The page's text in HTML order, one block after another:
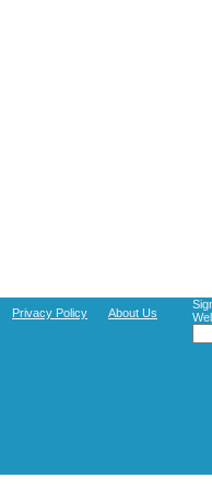
Privacy Policy About Us